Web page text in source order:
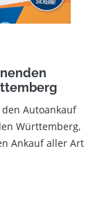
Autoankauf
Württemberg,
Ankauf aller Art